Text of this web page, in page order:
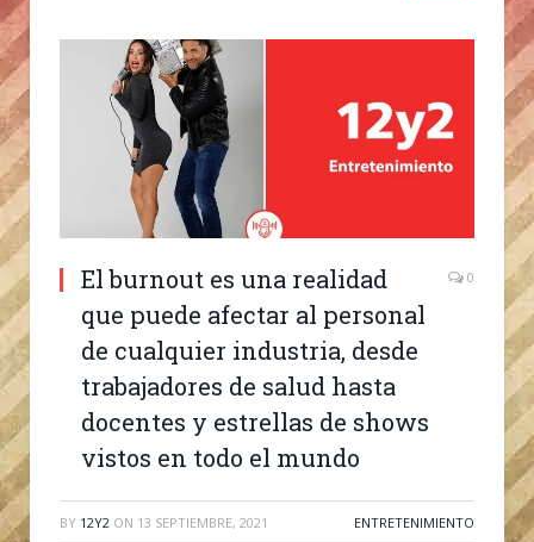
El burnout es una realidad
que puede afectar al personal
de cualquier industria, desde
trabajadores de salud hasta
docentes y estrellas de shows
vistos en todo el mundo
0
BY 12Y2 ON 13 SEPTIEMBRE, 2021 ENTRETENIMIENTO